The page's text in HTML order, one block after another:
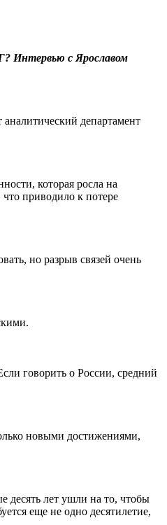
Интервью с Ярославом
департамент
которая росла на
приводило к потере
но разрыв связей очень
говорить о России, средний
новыми достижениями,
десять лет ушли на то, чтобы
еще не одно десятилетие,